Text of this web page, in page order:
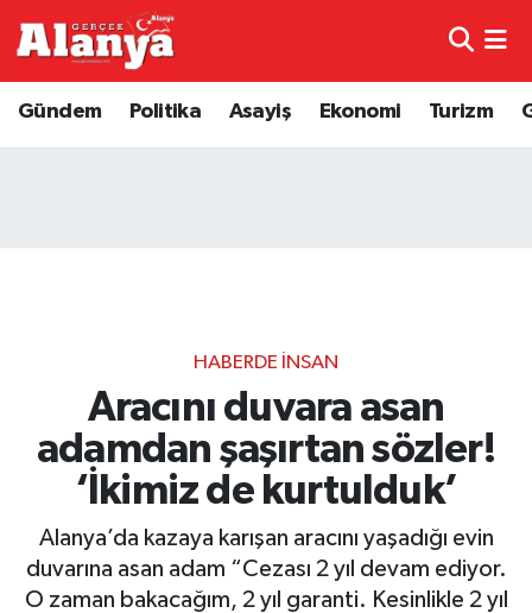
Gündem Politika Asayiş Ekonomi Turizm
HABERDE İNSAN
Aracını duvara asan
adamdan şaşırtan sözler!
‘İkimiz de kurtulduk’
Alanya’da kazaya karışan aracını yaşadığı evin
duvarına asan adam “Cezası 2 yıl devam ediyor.
O zaman bakacağım, 2 yıl garanti. Kesinlikle 2 yıl
Genel
Diğer
Dünya
Gizlilik İlkeleri - Privacy Policy
Trafik Durumu
Haber Arşivi